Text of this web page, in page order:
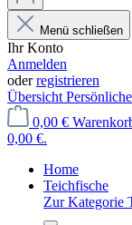
Menü schließen
Ihr Konto
Anmelden
oderregistrieren
Übersicht
0,00 €
0,00 €.
Home
Teichfische
Zur Kategorie